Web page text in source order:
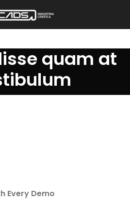
quam at
Every Demo